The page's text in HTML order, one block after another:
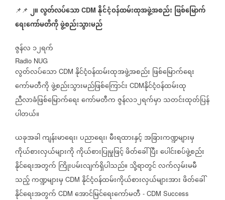
📌📌 ၂။လွတ်လပ်သော CDM နိုင်ငံ့ဝန်ထမ်းထုအဖွဲ့အစည်း ဖြစ်မြောက်
ရေးကော်မတီကိုဖွဲ့စည်းသွားမည်
ဇွန်လ ၁၂ရက်
Radio NUG
လွတ်လပ်သော CDM နိုင်ငံ့ဝန်ထမ်းထုအဖွဲ့အစည်း ဖြစ်မြောက်ရေး
ကော်မတီကိုဖွဲ့စည်းသွားမည်ဖြစ်ကြောင်း CDMနိုင်ငံ့ဝန်ထမ်းထု
ညီလာခံဖြစ်မြောက်ရေးကော်မတီကဇွန်လ၁၂ရက်မှာသတင်းထုတ်ပြန်
ပါတယ်။
ယခုအခါကျန်းမာရေး၊ပညာရေး၊မီးရထားနှင့်အခြားကဏ္ဍများမှ
ကိုယ်စားလှယ်များကိုကိုယ်စားပြုမှုဖြင့်ဖိတ်ခေါ်ပြီးပေါင်းစပ်ဖွဲ့စည်း
နိုင်ရေးအတွက် ကြိုးပမ်းလျက်ရှိပါသည်။ သို့ရာတွင်လက်လှမ်းမမီ
သည့်ကဏ္ဍများမှ CDM နိုင်ငံ့ဝန်ထမ်းကိုယ်စားလှယ်များအားဖိတ်ခေါ်
နိုင်ရေးအတွက် CDM အောင်မြင်ရေးကော်မတီ - CDM Success